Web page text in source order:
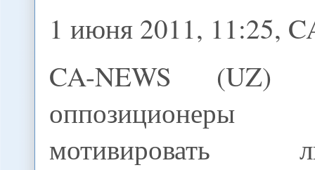
1 июня 2011, 11:25,
CA-NEWS (UZ)